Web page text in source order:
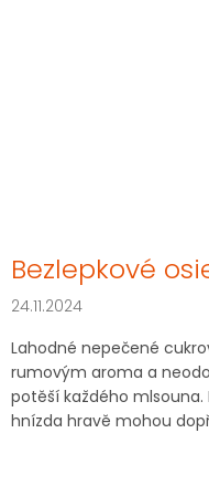
Bezlepkové
24.11.2024
Lahodné nepečené
rumovým aroma a
potěší každého
hnízda hravě mohou